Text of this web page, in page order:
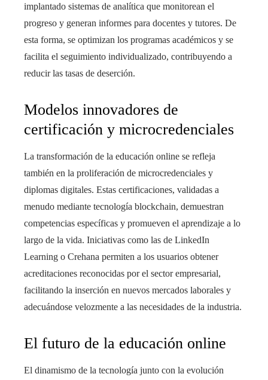
implantado sistemas de analítica que monitorean el
progreso y generan informes para docentes y tutores. De
esta forma, se optimizan los programas académicos y se
facilita el seguimiento individualizado, contribuyendo a
reducir las tasas de deserción.
Modelos innovadores de
certificación y microcredenciales
La transformación de la educación online se refleja
también en la proliferación de microcredenciales y
diplomas digitales. Estas certificaciones, validadas a
menudo mediante tecnología blockchain, demuestran
competencias específicas y promueven el aprendizaje a lo
largo de la vida. Iniciativas como las de LinkedIn
Learning o Crehana permiten a los usuarios obtener
acreditaciones reconocidas por el sector empresarial,
facilitando la inserción en nuevos mercados laborales y
adecuándose velozmente a las necesidades de la industria.
El futuro de la educación online
El dinamismo de la tecnología junto con la evolución